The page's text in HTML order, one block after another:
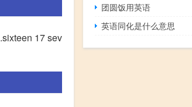
17 sev
团圆饭用英语
英语同化是什么意思